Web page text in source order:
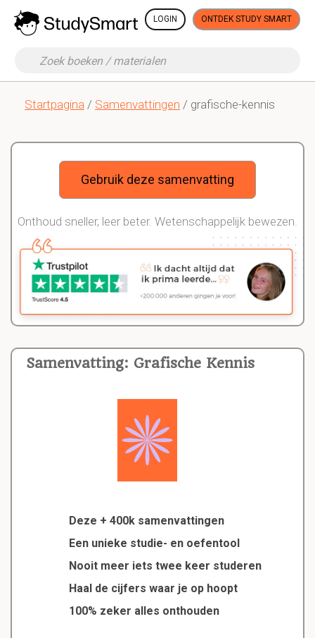
LOGIN ONTDEK STUDY SMART
Startpagina / Samenvattingen / grafische-kennis
Samenvatting: Grafische Kennis
Deze + 400k samenvattingen
Een unieke studie- en oefentool
Nooit meer iets twee keer studeren
Haal de cijfers waar je op hoopt
100% zeker alles onthouden
Gebruik deze samenvatting
Onthoud sneller, leer beter. Wetenschappelijk bewezen.